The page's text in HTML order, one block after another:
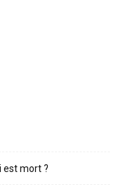
est mort ?